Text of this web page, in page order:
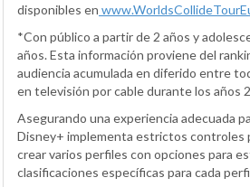
disponibles en w
*Con público a partir de 2 años y
años. Esta información proviene del
audiencia acumulada en diferido entre
en televisión por cable durante los años
Asegurando una experiencia adecuada
Disney+ implementa estrictos controles
crear varios perfiles con opciones para
clasificaciones específicas para cada